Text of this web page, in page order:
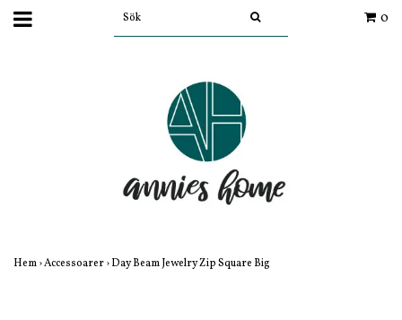
0
Hem›Accessoarer›Day Beam Jewelry Zip Square Big